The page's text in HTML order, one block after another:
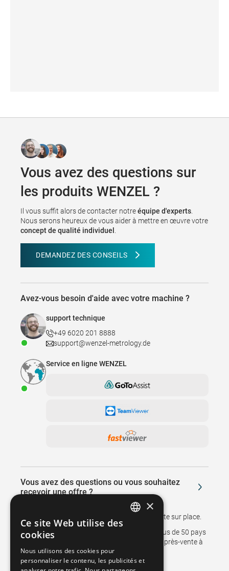
Vous avez des questions sur
les produits WENZEL ?
Il vous suffit alors de contacter notreéquipe d'experts
Nous serons heureux de vous aider à mettre en œuvre votre
concept de qualité individuel
DEMANDEZ DES CONSEILS
Avez-vous besoin d'aide avec votre machine ?
support technique
+49 6020 201 8888
support@wenzel-metrology.de
Service en ligne WENZEL
Vous avez des questions ou vous souhaitez
recevoir une offre ?
Nous vous rappellerons ou vous rendrons visite sur place.
Des succursales et des représentants dans plus de 50 pays
soutiennent les ventes et assurent le service après-vente à
nos clients.
SPANISH
×
Ce site Web utilise des
cookies
Nous utilisons des cookies pour
personnaliser le contenu, les publicités et